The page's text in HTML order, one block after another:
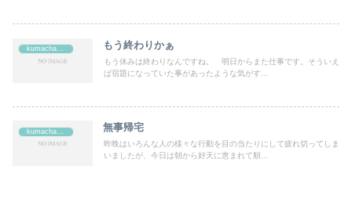
もう終わりかぁ
もう休みは終わりなんですね。 明日からまた仕事です。そういえ
ば宿題になっていた事があったような気がす...
無事帰宅
昨晩はいろんな人の様々な行動を目の当たりにして疲れ切ってしま
いましたが、今日は朝から好天に恵まれて順...